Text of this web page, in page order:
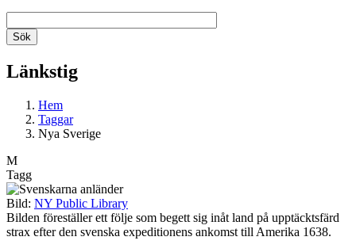
Länkstig
Hem
Taggar
Nya Sverige
M
Tagg
Bild: NY Public Library
Bilden föreställer ett följe som begett sig inåt land på upptäcktsfärd
strax efter den svenska expeditionens ankomst till Amerika 1638.